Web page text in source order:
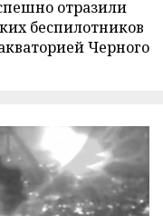
отразили
беспилотников
Черного